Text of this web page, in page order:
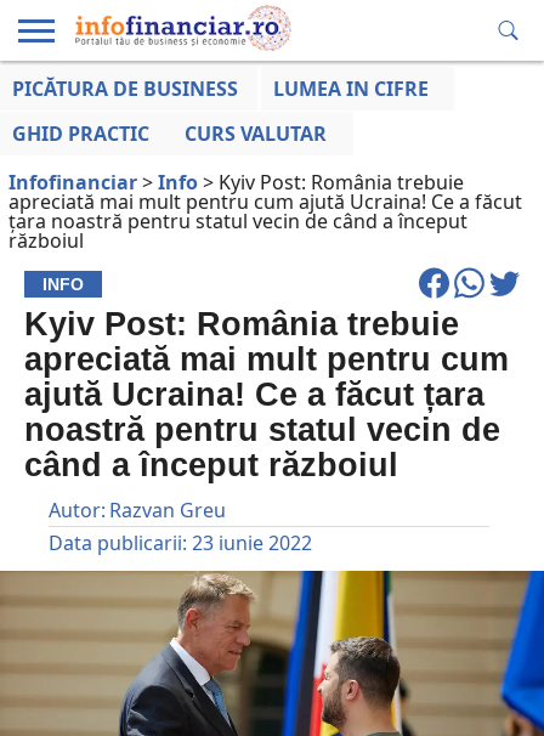
EDUCAȚIE
LA ZI
AFACERILOR
PICĂTURA DE BUSINESS
LUMEA IN CIFRE
GHID PRACTIC
CURS VALUTAR
Infofinanciar>Info> Kyiv Post: România trebuie
apreciată mai mult pentru cum ajută Ucraina! Ce a făcut
țara noastră pentru statul vecin de când a început
războiul
INFO
Kyiv Post: România trebuie
apreciată mai mult pentru cum
ajută Ucraina! Ce a făcut țara
noastră pentru statul vecin de
când a început războiul
Autor: Razvan Greu
Data publicarii: 23 iunie 2022